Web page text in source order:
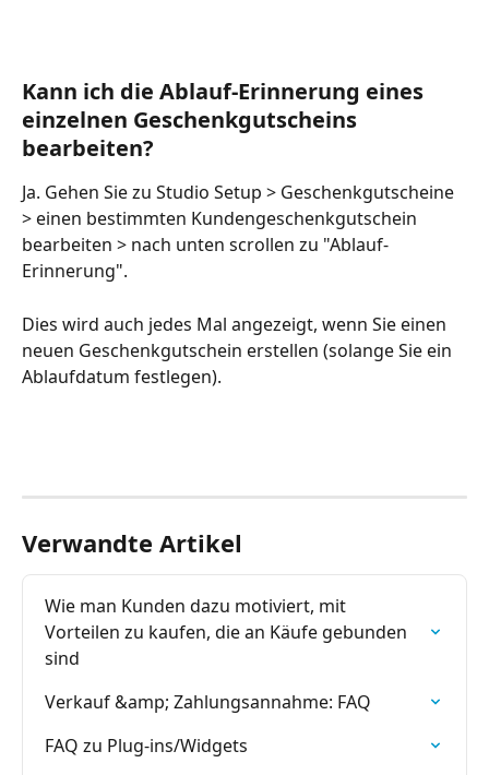
Kann ich die Ablauf-Erinnerung eines
einzelnen Geschenkgutscheins
bearbeiten?
Ja. Gehen Sie zu Studio Setup > Geschenkgutscheine
> einen bestimmten Kundengeschenkgutschein
bearbeiten > nach unten scrollen zu "Ablauf-
Erinnerung".
Dies wird auch jedes Mal angezeigt, wenn Sie einen
neuen Geschenkgutschein erstellen (solange Sie ein
Ablaufdatum festlegen).
Verwandte Artikel
Wie man Kunden dazu motiviert, mit
Vorteilen zu kaufen, die an Käufe gebunden
sind
Verkauf &amp; Zahlungsannahme: FAQ
FAQ zu Plug-ins/Widgets